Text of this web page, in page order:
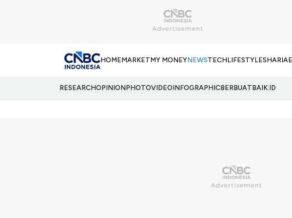
HOMEMARKETMY MONEYNEWSTECHLIFESTYLESHARIA
RESEARCHOPINIONPHOTOVIDEOINFOGRAPHICBERBUATBAIK.ID